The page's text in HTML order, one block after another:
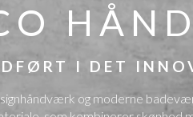
I DET
og moderne